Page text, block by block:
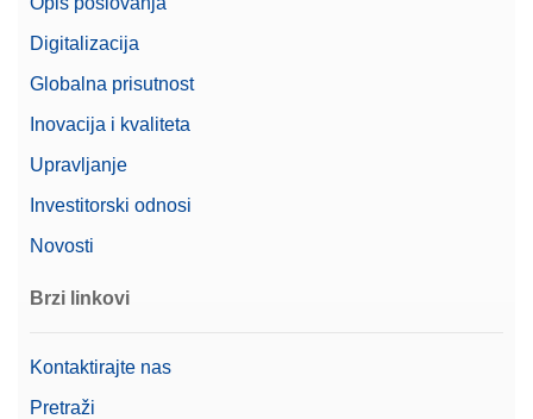
Digitalizacija
Globalna prisutnost
Inovacija i kvaliteta
Upravljanje
Investitorski odnosi
Novosti
Brzi linkovi
Kontaktirajte nas
Pretraži